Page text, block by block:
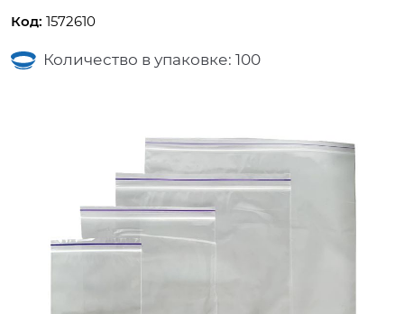
Код: 1572610
Количество в упаковке: 100